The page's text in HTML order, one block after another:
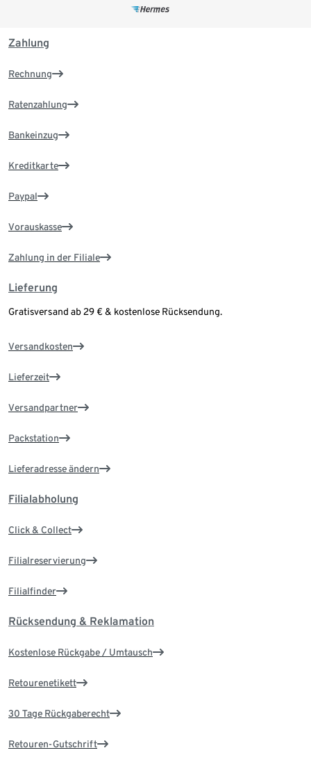
Zahlung
Rechnung
Ratenzahlung
Bankeinzug
Kreditkarte
Paypal
Vorauskasse
Zahlung in der Filiale
Lieferung
Gratisversand ab 29 € & kostenlose Rücksendung.
Versandkosten
Lieferzeit
Versandpartner
Packstation
Lieferadresse ändern
Filialabholung
Click & Collect
Filialreservierung
Filialfinder
Rücksendung & Reklamation
Kostenlose Rückgabe / Umtausch
Retourenetikett
30 Tage Rückgaberecht
Retouren-Gutschrift